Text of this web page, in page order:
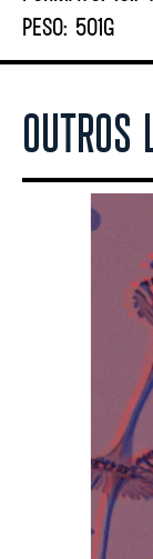
PESO: 501G